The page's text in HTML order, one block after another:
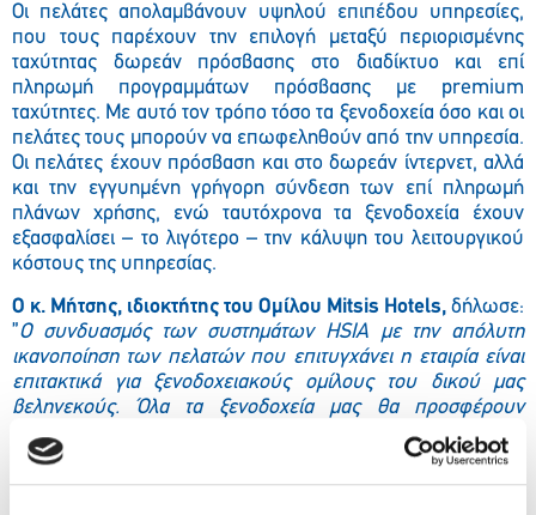
Οι πελάτες απολαμβάνουν υψηλού επιπέδου υπηρεσίες,
που τους παρέχουν την επιλογή μεταξύ περιορισμένης
ταχύτητας δωρεάν πρόσβασης στο διαδίκτυο και επί
πληρωμή προγραμμάτων πρόσβασης με premium
ταχύτητες. Με αυτό τον τρόπο τόσο τα ξενοδοχεία όσο και οι
πελάτες τους μπορούν να επωφεληθούν από την υπηρεσία.
Οι πελάτες έχουν πρόσβαση και στο δωρεάν ίντερνετ, αλλά
και την εγγυημένη γρήγορη σύνδεση των επί πληρωμή
πλάνων χρήσης, ενώ ταυτόχρονα τα ξενοδοχεία έχουν
εξασφαλίσει – το λιγότερο – την κάλυψη του λειτουργικού
κόστους της υπηρεσίας.
Ο κ. Μήτσης, ιδιοκτήτης του Ομίλου Mitsis Hotels, δήλωσε:
”Ο συνδυασμός των συστημάτων HSIA με την απόλυτη
ικανοποίηση των πελατών που επιτυγχάνει η εταιρία είναι
επιτακτικά για ξενοδοχειακούς ομίλους του δικού μας
βεληνεκούς. Όλα τα ξενοδοχεία μας θα προσφέρουν
αξιόπιστη και υψηλής ποιότητος πρόσβαση στο ίντερνετ, μια
υπηρεσία τόσο σημαντική στις μέρες μας“.